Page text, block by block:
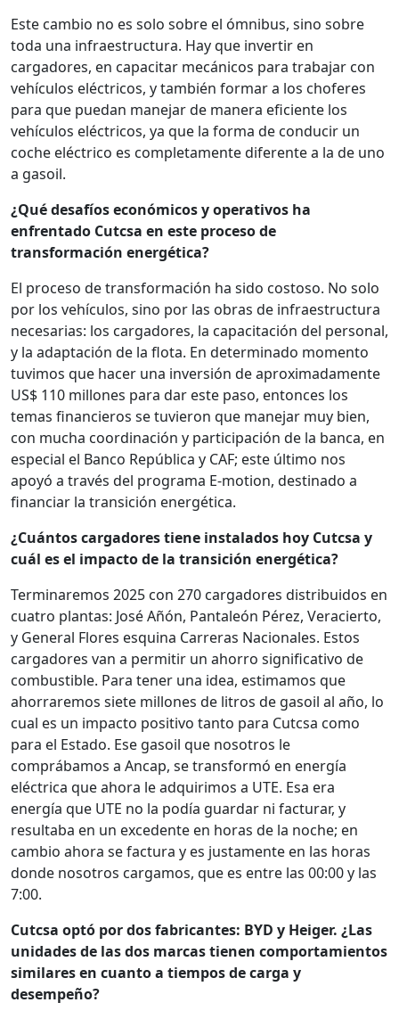
Este cambio no es solo sobre el ómnibus, sino sobre
toda una infraestructura. Hay que invertir en
cargadores, en capacitar mecánicos para trabajar con
vehículos eléctricos, y también formar a los choferes
para que puedan manejar de manera eficiente los
vehículos eléctricos, ya que la forma de conducir un
coche eléctrico es completamente diferente a la de uno
a gasoil.
¿Qué desafíos económicos y operativos ha
enfrentado Cutcsa en este proceso de
transformación energética?
El proceso de transformación ha sido costoso. No solo
por los vehículos, sino por las obras de infraestructura
necesarias: los cargadores, la capacitación del personal,
y la adaptación de la flota. En determinado momento
tuvimos que hacer una inversión de aproximadamente
US$ 110 millones para dar este paso, entonces los
temas financieros se tuvieron que manejar muy bien,
con mucha coordinación y participación de la banca, en
especial el Banco República y CAF; este último nos
apoyó a través del programa E-motion, destinado a
financiar la transición energética.
¿Cuántos cargadores tiene instalados hoy Cutcsa y
cuál es el impacto de la transición energética?
Terminaremos 2025 con 270 cargadores distribuidos en
cuatro plantas: José Añón, Pantaleón Pérez, Veracierto,
y General Flores esquina Carreras Nacionales. Estos
cargadores van a permitir un ahorro significativo de
combustible. Para tener una idea, estimamos que
ahorraremos siete millones de litros de gasoil al año, lo
cual es un impacto positivo tanto para Cutcsa como
para el Estado. Ese gasoil que nosotros le
comprábamos a Ancap, se transformó en energía
eléctrica que ahora le adquirimos a UTE. Esa era
energía que UTE no la podía guardar ni facturar, y
resultaba en un excedente en horas de la noche; en
cambio ahora se factura y es justamente en las horas
donde nosotros cargamos, que es entre las 00:00 y las
7:00.
Cutcsa optó por dos fabricantes: BYD y Heiger. ¿Las
unidades de las dos marcas tienen comportamientos
similares en cuanto a tiempos de carga y
desempeño?